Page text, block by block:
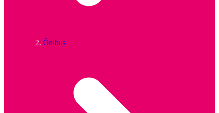
Ônibus